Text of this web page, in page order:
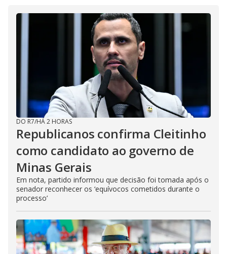
DO R7/HÁ 2 HORAS
Republicanos confirma Cleitinho
como candidato ao governo de
Minas Gerais
Em nota, partido informou que decisão foi tomada após o
senador reconhecer os ‘equívocos cometidos durante o
processo’